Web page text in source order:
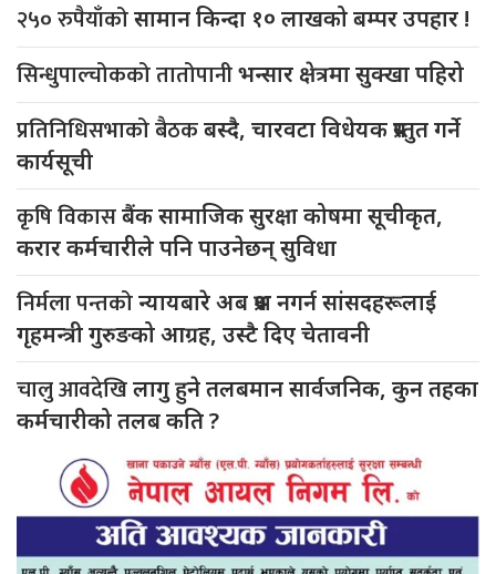
२५० रुपैयाँकोसामान किन्दा १० लाखको बम्पर उपहार !
सिन्धुपाल्चोकको तातोपानीभन्सार क्षेत्रमा सुक्खा पहिरो
प्रतिनिधिसभाको बैठकबस्दै, चारवटा विधेयक प्रस्तुत गर्ने
कार्यसूची
कृषि विकासबैंक सामाजिक सुरक्षा कोषमा सूचीकृत,
करार कर्मचारीले पनि पाउनेछन् सुविधा
निर्मला पन्तकोन्यायबारे अब प्रश्न नगर्न सांसदहरूलाई
गृहमन्त्री गुरुङको आग्रह, उस्टै दिए चेतावनी
चालु आवदेखिलागु हुने तलबमान सार्वजनिक, कुन तहका
कर्मचारीको तलब कति ?